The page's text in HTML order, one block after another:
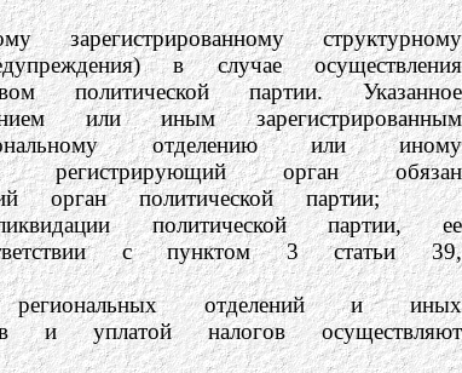
структурному
в случае осуществления
политической партии. Указанное
или иным зарегистрированным
отделению или иному
регистрирующий орган обязан
политической партии;
политической партии, ее
с пунктом 3 статьи 39,
отделений и иных
и уплатой налогов осуществляют